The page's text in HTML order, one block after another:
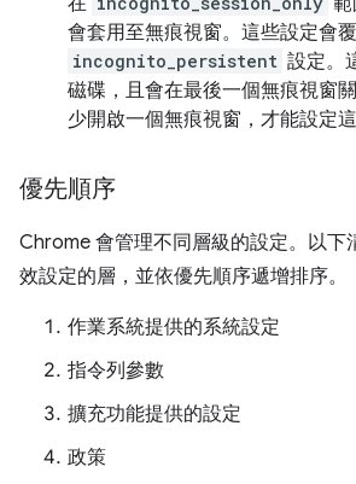
會套用至無痕視窗。這些設定會
incognito_persistent 設定。
磁碟，且會在最後一個無痕視窗
少開啟一個無痕視窗，才能設定這
優先順序
Chrome 會管理不同層級的設定。以下
效設定的層，並依優先順序遞增排序。
作業系統提供的系統設定
指令列參數
擴充功能提供的設定
政策